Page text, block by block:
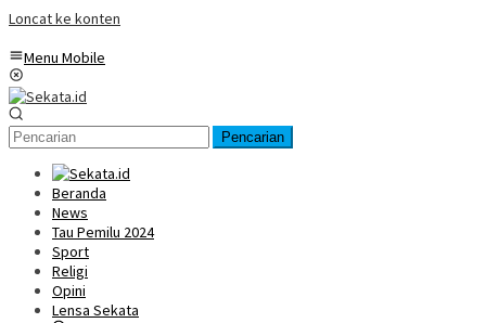
Loncat ke konten
Menu Mobile
Pencarian
Beranda
News
Tau Pemilu 2024
Sport
Religi
Opini
Lensa Sekata